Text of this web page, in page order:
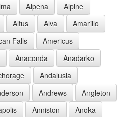
Alpena
Alpine
Altus Alva
Amarillo
Falls
Americus
Anaconda
Anadarko
Andalusia
Andrews
Angleton
Anniston
Anoka